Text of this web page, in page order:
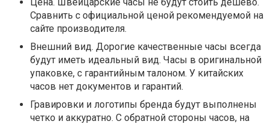
Сравнить с официальной ценой рекомендуемой на
сайте производителя.
Внешний вид. Дорогие качественные часы всегда
будут иметь идеальный вид. Часы в оригинальной
упаковке, с гарантийным талоном. У китайских
часов нет документов и гарантий.
Гравировки и логотипы бренда будут выполнены
четко и аккуратно. С обратной стороны часов, на